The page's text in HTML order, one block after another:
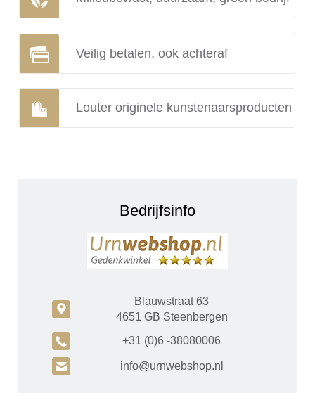
Veilig betalen, ook achteraf
Louter originele kunstenaarsproducten
Bedrijfsinfo
c
Blauwstraat 63
4651 GB Steenbergen
A +31 (0)6 -38080006
H info@urnwebshop.nl